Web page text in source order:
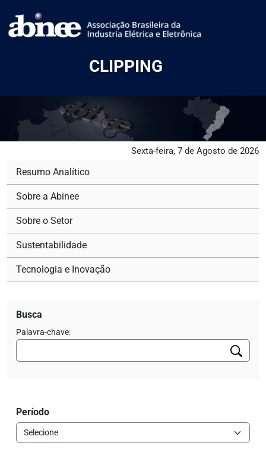
CLIPPING
Sexta-feira, 7 de Agosto de 2026
Resumo Analítico
Sobre a Abinee
Sobre o Setor
Sustentabilidade
Tecnologia e Inovação
Busca
Palavra-chave:
Período